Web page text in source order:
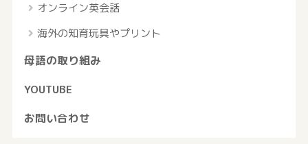
オンライン英会話
海外の知育玩具やプリント
母語の取り組み
YOUTUBE
お問い合わせ